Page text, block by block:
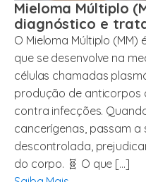
Mieloma Múltiplo
diagnóstico e
O Mieloma Múltiplo
que se desenvolve na
células chamadas
produção de anticorpos
contra infecções.
cancerígenas, passam a
descontrolada,
do corpo. 🧬 O que […]